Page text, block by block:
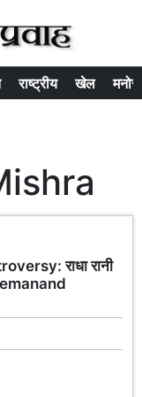
राष्ट्रीय खेल
राधा रानी